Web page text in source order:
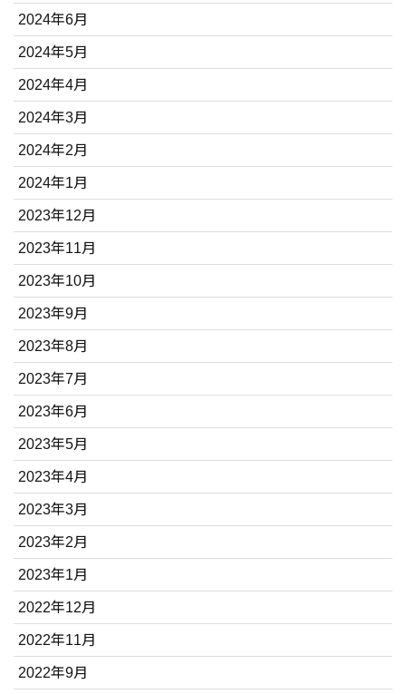
2024年6月
2024年5月
2024年4月
2024年3月
2024年2月
2024年1月
2023年12月
2023年11月
2023年10月
2023年9月
2023年8月
2023年7月
2023年6月
2023年5月
2023年4月
2023年3月
2023年2月
2023年1月
2022年12月
2022年11月
2022年9月